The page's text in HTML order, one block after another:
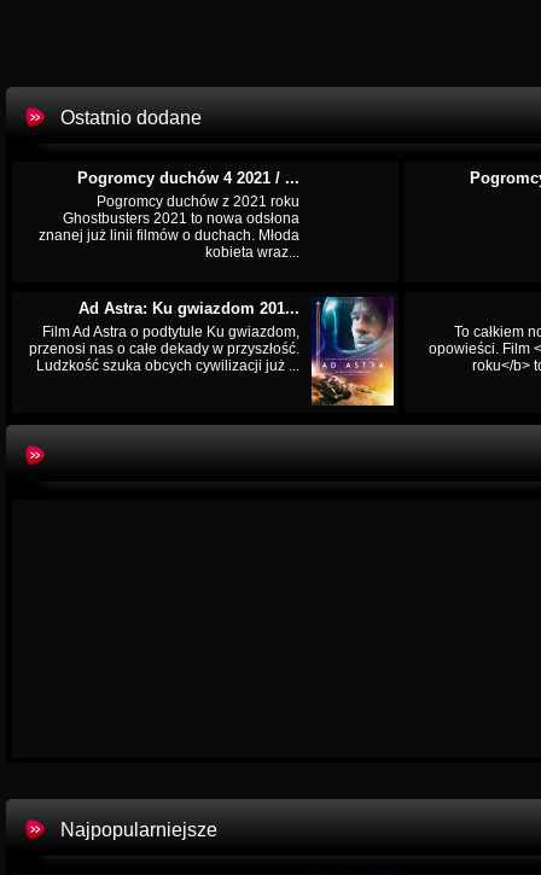
Ostatnio dodane
Pogromcy duchów 4 2021 / ...
Pogromcy duchów z 2021 roku
Ghostbusters 2021 to nowa odsłona
znanej już linii filmów o duchach. Młoda
kobieta wraz...
Ad Astra: Ku gwiazdom 201...
Film Ad Astra o podtytule Ku gwiazdom,
przenosi nas o całe dekady w przyszłość.
Ludzkość szuka obcych cywilizacji już ...
To całkiem
opowieści. Film
roku</b>
Najpopularniejsze